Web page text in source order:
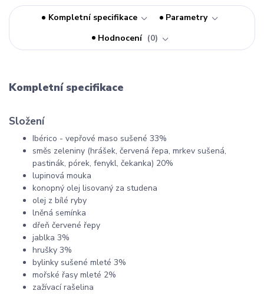
Kompletní specifikace
Parametry
Hodnocení
0
Kompletní specifikace
Složení
Ibérico - vepřové maso sušené 33%
směs zeleniny (hrášek, červená řepa, mrkev sušená,
pastinák, pórek, fenykl, čekanka) 20%
lupinová mouka
konopný olej lisovaný za studena
olej z bílé ryby
lněná semínka
dřeň červené řepy
jablka 3%
hrušky 3%
bylinky sušené mleté 3%
mořské řasy mleté 2%
zažívací rašelina